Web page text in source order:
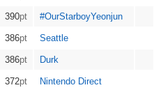
390pt #OurStarboyYeonjun
386pt Seattle
386pt Durk
372pt Nintendo Direct